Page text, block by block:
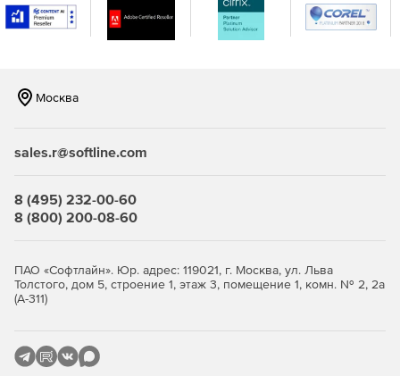
Вывод разности загрузки фаз, расчет тока на каждой
фазе фидера.
Автоматическая маркировка оборудования.
Задание аппаратам фидера дополнительных
вольтметры, счетчики и т. д.).
Автоматическое определение расхода кабельных
конструкций.
Москва
sales.r@softline.com
8 (495) 232-00-60
8 (800) 200-08-60
ПАО «Софтлайн». Юр. адрес: 119021, г. Москва, ул. Льва
Толстого, дом 5, строение 1, этаж 3, помещение 1, комн. № 2, 2а
(А-311)